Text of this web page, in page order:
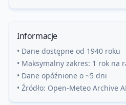
Informacje
• Dane dostępne od 1940 roku
• Maksymalny zakres: 1 rok na
• Dane opóźnione o ~5 dni
• Źródło: Open-Meteo Archive